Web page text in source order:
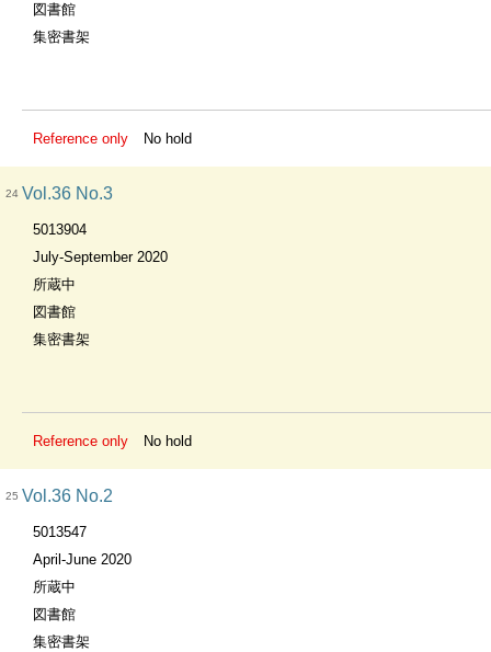
図書館
集密書架
Reference only No hold
24 Vol.36 No.3
5013904
July-September 2020
所蔵中
図書館
集密書架
Reference only No hold
25 Vol.36 No.2
5013547
April-June 2020
所蔵中
図書館
集密書架